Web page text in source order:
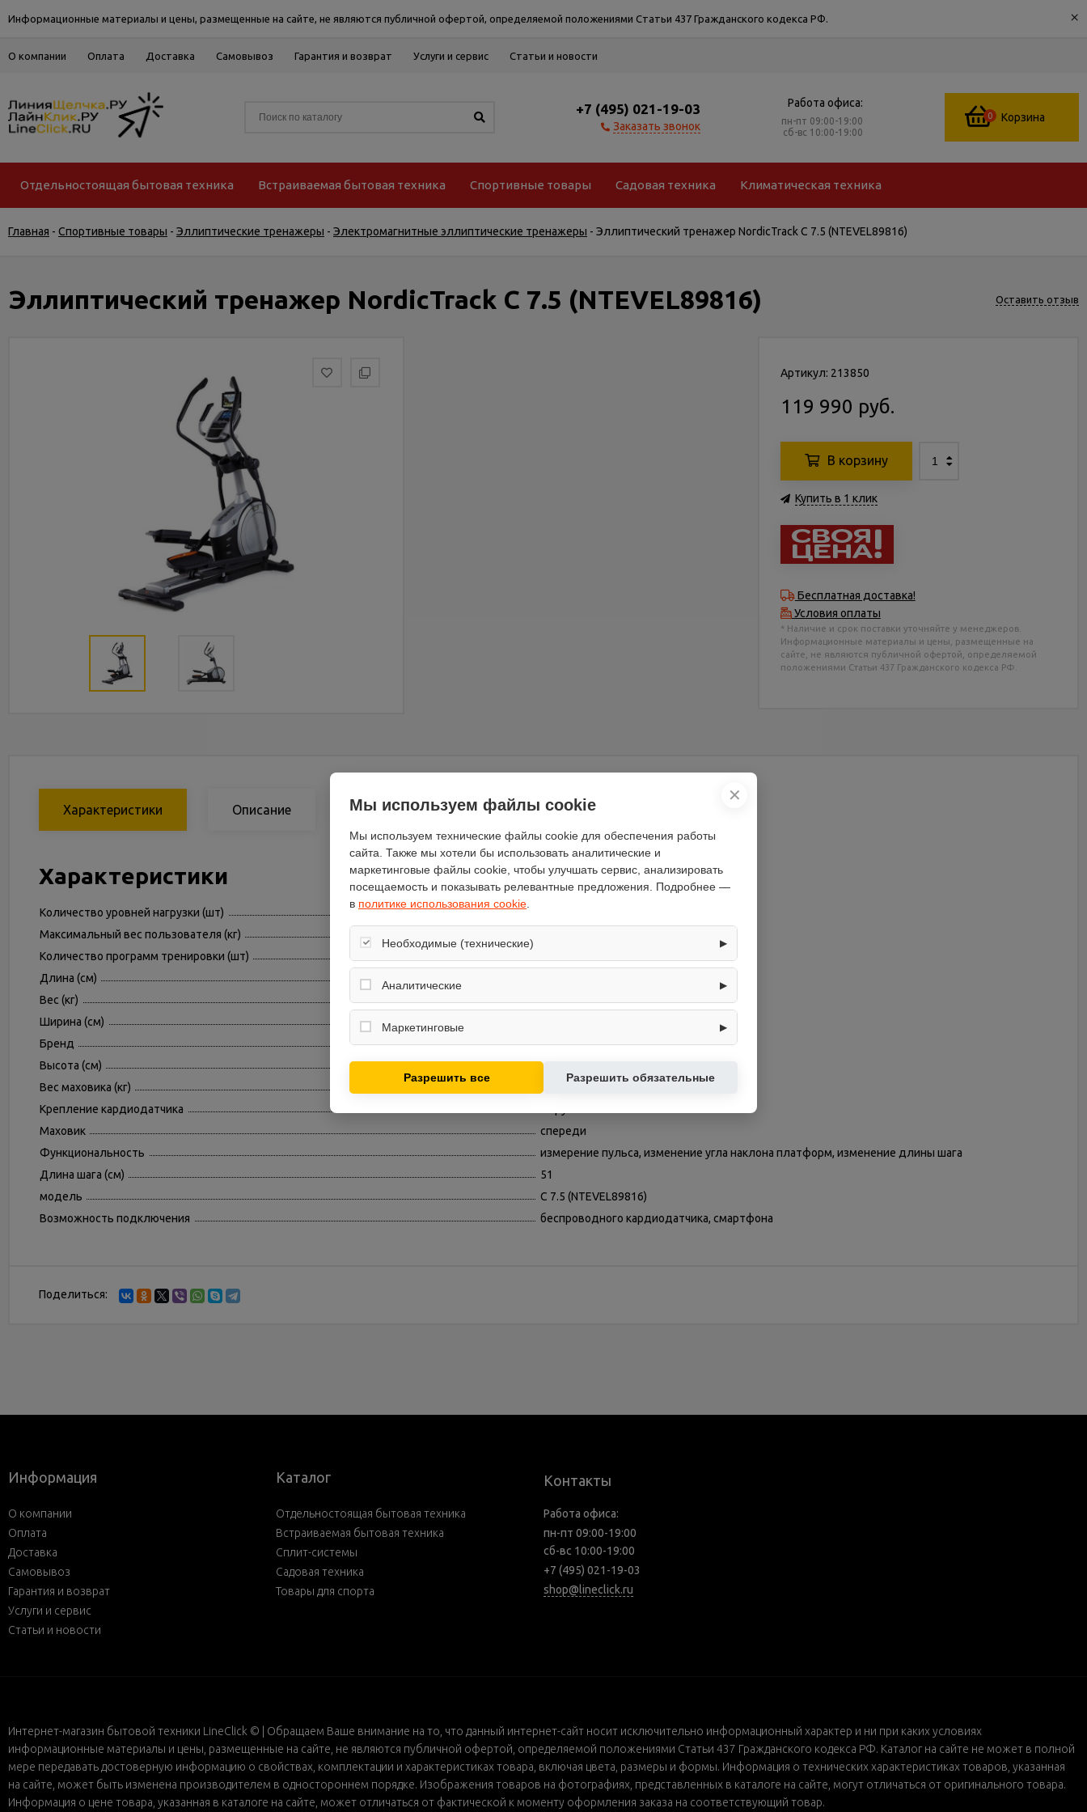
Информационные материалы и цены, размещенные на сайте, не являются публичной офертой, определяемой положениями Статьи 437 Гражданского кодекса РФ. ×
О компании Оплата Доставка Самовывоз Гарантия и возврат Услуги и сервис Статьи и новости
+7 (495) 021-19-03
Заказать звонок
Работа офиса:
пн-пт 09:00-19:00
сб-вс 10:00-19:00
0 Корзина
Отдельностоящая бытовая техника Встраиваемая бытовая техника Спортивные товары Садовая техника Климатическая техника
Главная - Спортивные товары - Эллиптические тренажеры - Электромагнитные эллиптические тренажеры - Эллиптический тренажер NordicTrack C 7.5 (NTEVEL89816)
Эллиптический тренажер NordicTrack C 7.5 (NTEVEL89816) Оставить отзыв
Артикул: 213850
119 990 руб.
В корзину
Купить в 1 клик
Бесплатная доставка!
Условия оплаты
* Наличие и срок поставки уточняйте у менеджеров.
Информационные материалы и цены, размещенные на
сайте, не являются публичной офертой, определяемой
положениями Статьи 437 Гражданского кодекса РФ.
Характеристики Описание Отзывы(0)
Характеристики
Количество уровней нагрузки (шт)
Максимальный вес пользователя (кг)
Количество программ тренировки (шт)
Длина (см)
Вес (кг)
96
Ширина (см)
Бренд
NordicTrack
Высота (см)
179
Вес маховика (кг)
Крепление кардиодатчика
Маховик
спереди
Функциональность
измерение пульса, изменение угла наклона платформ, изменение длины шага
Длина шага (см)
51
модель
C 7.5 (NTEVEL89816)
Возможность подключения
беспроводного кардиодатчика, смартфона
Поделиться:
Информация
О компании
Оплата
Доставка
Самовывоз
Гарантия и возврат
Услуги и сервис
Статьи и новости
Каталог
Отдельностоящая бытовая техника
Встраиваемая бытовая техника
Сплит-системы
Садовая техника
Товары для спорта
Контакты
Работа офиса:
пн-пт 09:00-19:00
сб-вс 10:00-19:00
+7 (495) 021-19-03
shop@lineclick.ru
Интернет-магазин бытовой техники LineClick © | Обращаем Ваше внимание на то, что данный интернет-сайт носит исключительно информационный характер и ни при каких условиях
информационные материалы и цены, размещенные на сайте, не являются публичной офертой, определяемой положениями Статьи 437 Гражданского кодекса РФ. Каталог на сайте не может в полной
мере передавать достоверную информацию о свойствах, комплектации и характеристиках товара, включая цвета, размеры и формы. Информация о технических характеристиках товаров, указанная
на сайте, может быть изменена производителем в одностороннем порядке. Изображения товаров на фотографиях, представленных в каталоге на сайте, могут отличаться от оригинального товара.
Информация о цене товара, указанная в каталоге на сайте, может отличаться от фактической к моменту оформления заказа на соответствующий товар.
✕
Мы используем файлы cookie
Мы используем технические файлы cookie для обеспечения работы
сайта. Также мы хотели бы использовать аналитические и
маркетинговые файлы cookie, чтобы улучшать сервис, анализировать
посещаемость и показывать релевантные предложения. Подробнее —
в политике использования cookie
Необходимые (технические) ▶
Обеспечивают корректную работу сайта: оформление заказа, корзина,
вход в личный кабинет. Без них основные функции могут быть
Аналитические ▶
Собирают обезличенную информацию о посещениях и использовании
сайта (например, счётчики аналитики), помогают улучшать интерфейс и
Маркетинговые ▶
Разрешить все Разрешить обязательные